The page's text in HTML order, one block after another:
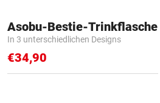
Asobu-Bestie-Trinkflasche
In 3 unterschiedlichen Designs
€34,90